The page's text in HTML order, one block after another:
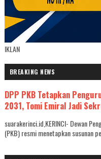
IKLAN
BREAKING NEWS
DPP PKB Tetapkan
2031, Tomi Emiral Jadi
suarakerinci.id,KERINCI- Dewan
(PKB) resmi menetapkan susunan